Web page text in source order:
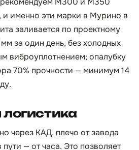
и именно эти марки в Мурино в
заливается по проектному
за один день, без холодных
виброуплотнением; опалубку
70% прочности — минимум 14
через КАД, плечо от завода
— от часа. Это позволяет